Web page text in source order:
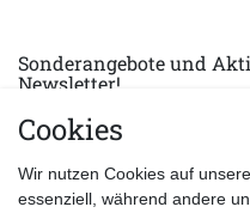
Sonderangebote und
Newsletter!
E-MAIL *
Cookies
Wir nutzen Cookies auf
essenziell, während andere